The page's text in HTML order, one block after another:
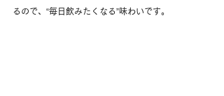
るので、“毎日飲みたくなる”味わいです。